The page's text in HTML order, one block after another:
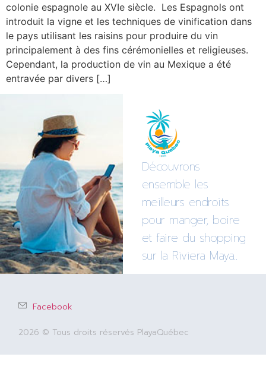
colonie espagnole au XVIe siècle. Les Espagnols ont
introduit la vigne et les techniques de vinification dans
le pays utilisant les raisins pour produire du vin
principalement à des fins cérémonielles et religieuses.
Cependant, la production de vin au Mexique a été
entravée par divers […]
Découvrons
ensemble les
meilleurs endroits
pour manger, boire
et faire du shopping
sur la Riviera Maya..
Facebook
2026 © Tous droits réservés PlayaQuébec